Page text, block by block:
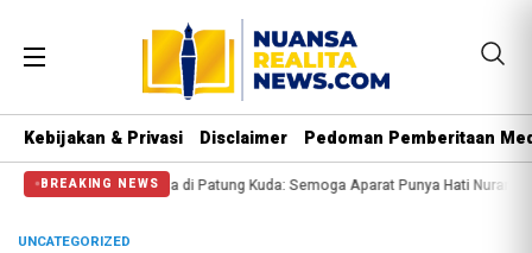
Kebijakan & Privasi Disclaimer Pedoman Pemberitaan
BREAKING NEWS
Massa di Patung Kuda: Semoga Aparat Punya Hati Nurani Massa
UNCATEGORIZED